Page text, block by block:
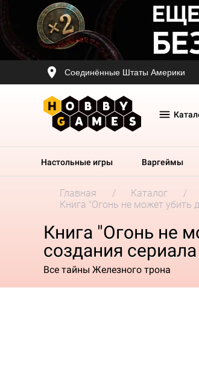
Соединённые Штаты Америки
Настольные игры Варгеймы
Главная Каталог
Книга "Огонь не может убить
Книга "Огонь не
создания
Все тайны Железного трона